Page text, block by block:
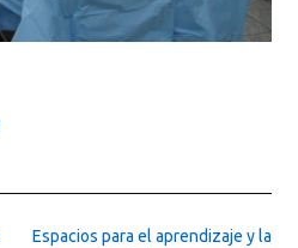
Espacios para el aprendizaje y la